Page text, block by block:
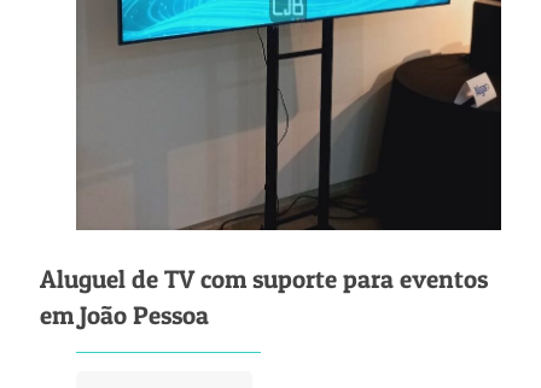
Aluguel de TV com suporte para eventos
em João Pessoa